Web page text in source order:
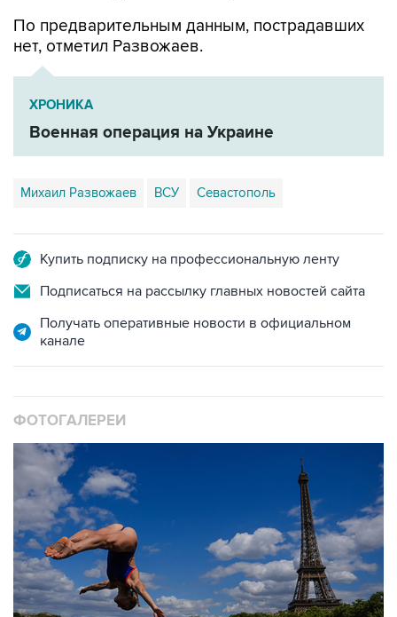
По предварительным данным, пострадавших
нет, отметил Развожаев.
ХРОНИКА
Военная операция на Украине
Михаил Развожаев ВСУ Севастополь
Купить подписку на профессиональную ленту
Подписаться на рассылку главных новостей сайта
Получать оперативные новости в официальном
канале
ФОТОГАЛЕРЕИ